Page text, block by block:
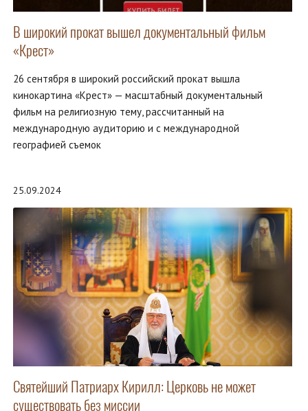
В широкий прокат вышел документальный фильм
«Крест»
26 сентября в широкий российский прокат вышла
кинокартина «Крест» — масштабный документальный
фильм на религиозную тему, рассчитанный на
международную аудиторию и с международной
географией съемок
25.09.2024
Святейший Патриарх Кирилл: Церковь не может
существовать без миссии